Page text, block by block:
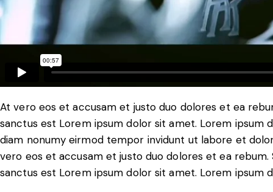
At vero eos et accusam et justo duo dolores et ea
sanctus est Lorem ipsum dolor sit amet. Lorem ipsum
diam nonumy eirmod tempor invidunt ut labore et
vero eos et accusam et justo duo dolores et ea
sanctus est Lorem ipsum dolor sit amet. Lorem ipsum